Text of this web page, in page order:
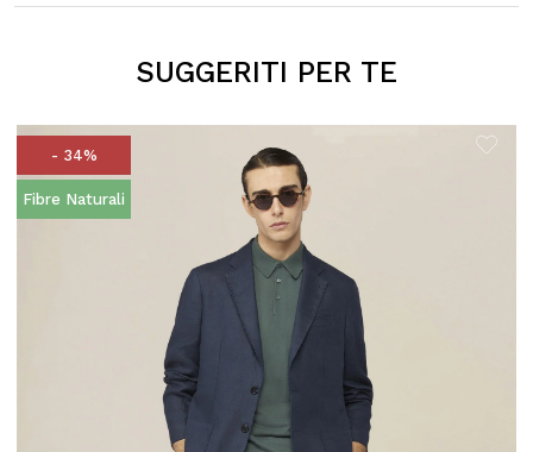
SUGGERITI PER TE
- 34%
Fibre Naturali